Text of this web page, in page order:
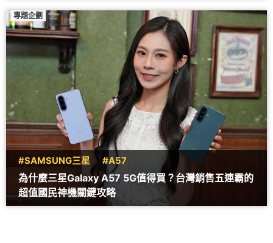
專題企劃
#SAMSUNG三星 #A57
為什麼三星Galaxy A57 5G值得買？台灣銷售五連霸的
超值國民神機關鍵攻略